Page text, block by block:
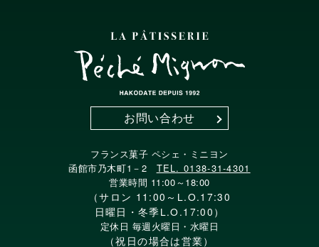
お問い合わせ
フランス菓子 ペシェ・ミニヨン
函館市乃木町1－2 TEL. 0138-31-4301
営業時間 11:00～18:00
（サロン 11:00～L.O.17:30
日曜日・冬季L.O.17:00）
定休日 毎週火曜日・水曜日
（祝日の場合は営業）